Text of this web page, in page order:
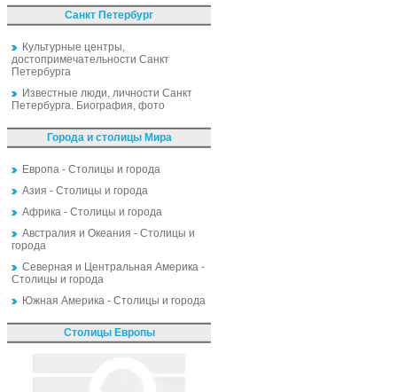
Санкт Петербург
Культурные центры,
достопримечательности Санкт
Петербурга
Известные люди, личности Санкт
Петербурга. Биография, фото
Города и столицы Мира
Европа - Столицы и города
Азия - Столицы и города
Африка - Столицы и города
Австралия и Океания - Столицы и
города
Северная и Центральная Америка -
Столицы и города
Южная Америка - Столицы и города
Столицы Европы